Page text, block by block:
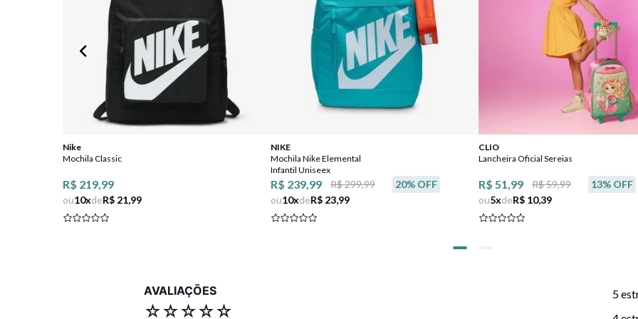
Nike
Mochila Classic
R$ 219,99
ou10xdeR$ 21,99
NIKE
Mochila Nike Elemental
Infantil Uniseex
R$ 239,99 R$ 299,99 20% OFF
ou10xdeR$ 23,99
CLIO
Lancheira Oficial Sereias
R$ 51,99 R$ 59,99 13% OFF
ou5xdeR$ 10,39
AVALIAÇÕES
☆☆☆☆☆
5